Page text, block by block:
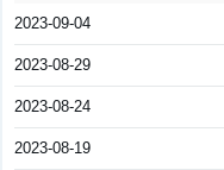
2023-09-04
2023-08-29
2023-08-24
2023-08-19